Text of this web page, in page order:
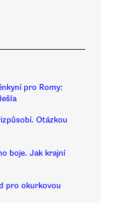
pro Romy:
Otázkou
boje. Jak krajní
pro okurkovou